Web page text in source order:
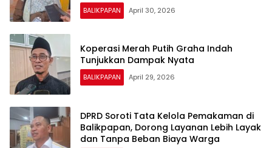
BALIKPAPAN April 30, 2026
Koperasi Merah Putih Graha Indah
Tunjukkan Dampak Nyata
BALIKPAPAN April 29, 2026
DPRD Soroti Tata Kelola Pemakaman di
Balikpapan, Dorong Layanan Lebih Layak
dan Tanpa Beban Biaya Warga